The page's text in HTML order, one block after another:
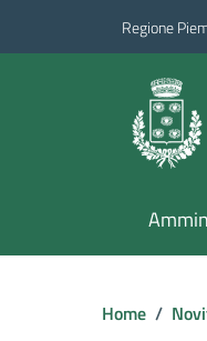
Regione
Home /